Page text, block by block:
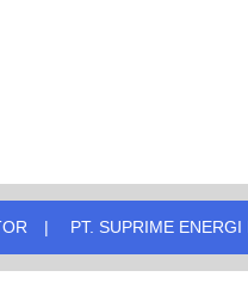
PT. SUPRIME ENERGI